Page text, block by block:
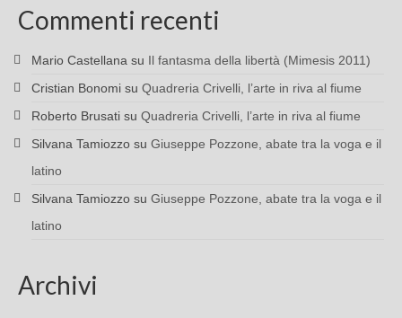
Commenti recenti
Mario Castellana su Il fantasma della libertà (Mimesis 2011)
Cristian Bonomi su Quadreria Crivelli, l’arte in riva al fiume
Roberto Brusati su Quadreria Crivelli, l’arte in riva al fiume
Silvana Tamiozzo su Giuseppe Pozzone, abate tra la voga e il
latino
Silvana Tamiozzo su Giuseppe Pozzone, abate tra la voga e il
latino
Archivi